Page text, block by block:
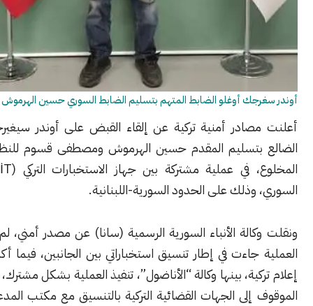
أوغلو الضابط المتهم بتسليم الضابط السوري حسين الهرموش
أمنية تركية عن إلقاء القبض على أوندر سيغيرجيك أوغلو
بتسليم المقدم حسين الهرموش ومصطفى قسوم للنظام السوري
المخلوع، في عملية مشتركة بين جهاز الاستخبارات التركي (MİT) ونظيره
على الحدود السورية-اللبنانية.
الأنباء السورية الرسمية (سانا) عن مصدر أمني، لم تسمّه، أن
جاءت في إطار تنسيق استخباراتي بين الجانبين، فيما أكدت وسائل
بينها وكالة “الأناضول”، تنفيذ العملية بشكل مشترك، قبل تسليم
إلى الجهات القضائية التركية بالتنسيق مع مكتب المدعي العام في